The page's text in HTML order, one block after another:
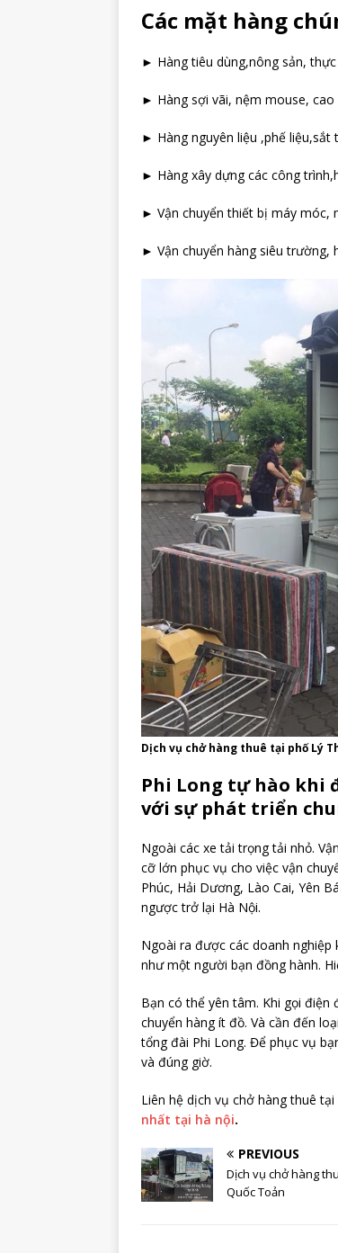
Các mặt hàng
► Hàng tiêu dùng,nông sản,
► Hàng sợi vãi, nệm mouse,
► Hàng nguyên liệu ,phế
► Hàng xây dựng các công
► Vận chuyển thiết bị máy móc,
► Vận chuyển hàng siêu trường,
Dịch vụ chở hàng thuê tại phố Lý
Phi Long tự hào khi
với sự phát triển
Ngoài các xe tải trọng tải nhỏ.
cỡ lớn phục vụ cho việc vận
Phúc, Hải Dương, Lào Cai, Yên
ngược trở lại Hà Nội.
Ngoài ra được các doanh nghiệp
như một người bạn đồng hành.
Bạn có thể yên tâm. Khi gọi
chuyển hàng ít đồ. Và cần đến
tổng đài Phi Long. Để phục vụ
và đúng giờ.
Liên hệ dịch vụ chở hàng thuê
nhất tại hà nội.
PREVIOUS
Dịch vụ chở hàng
Quốc Toản